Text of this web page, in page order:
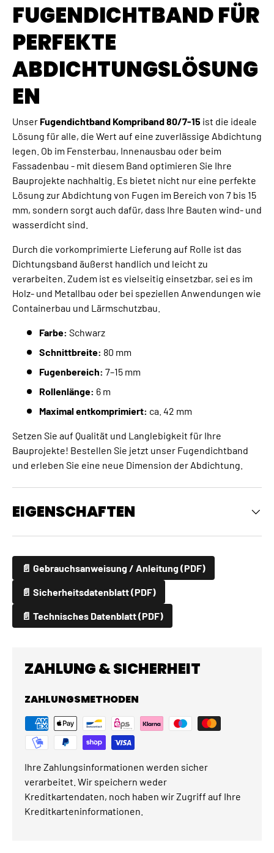
FUGENDICHTBAND FÜR
PERFEKTE
ABDICHTUNGSLÖSUNG
EN
Unser Fugendichtband Kompriband 80/7-15 ist die ideale
Lösung für alle, die Wert auf eine zuverlässige Abdichtung
legen. Ob im Fensterbau, Innenausbau oder beim
Fassadenbau - mit diesem Band optimieren Sie Ihre
Bauprojekte nachhaltig. Es bietet nicht nur eine perfekte
Lösung zur Abdichtung von Fugen im Bereich von 7 bis 15
mm, sondern sorgt auch dafür, dass Ihre Bauten wind- und
wasserdicht sind.
Durch die vorkomprimierte Lieferung auf Rolle ist das
Dichtungsband äußerst handlich und leicht zu
verarbeiten. Zudem ist es vielseitig einsetzbar, sei es im
Holz- und Metallbau oder bei speziellen Anwendungen wie
Containerbau und Lärmschutzbau.
Farbe: Schwarz
Schnittbreite: 80 mm
Fugenbereich: 7–15 mm
Rollenlänge: 6 m
Maximal entkomprimiert: ca. 42 mm
Setzen Sie auf Qualität und Langlebigkeit für Ihre
Bauprojekte! Bestellen Sie jetzt unser Fugendichtband
und erleben Sie eine neue Dimension der Abdichtung.
EIGENSCHAFTEN
📄 Gebrauchsanweisung / Anleitung (PDF)
📄 Sicherheitsdatenblatt (PDF)
📄 Technisches Datenblatt (PDF)
ZAHLUNG & SICHERHEIT
ZAHLUNGSMETHODEN
Ihre Zahlungsinformationen werden sicher
verarbeitet. Wir speichern weder
Kreditkartendaten, noch haben wir Zugriff auf Ihre
Kreditkarteninformationen.